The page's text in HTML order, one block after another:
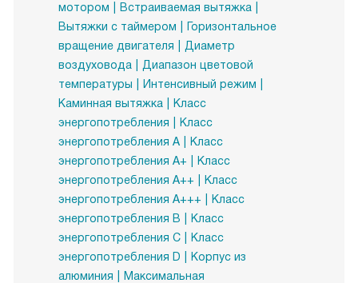
мотором
Встраиваемая вытяжка
Вытяжки с таймером
Горизонтальное
вращение двигателя
Диаметр
воздуховода
Диапазон цветовой
температуры
Интенсивный режим
Каминная вытяжка
Класс
энергопотребления
Класс
энергопотребления A
Класс
энергопотребления A+
Класс
энергопотребления A++
Класс
энергопотребления A+++
Класс
энергопотребления B
Класс
энергопотребления C
Класс
энергопотребления D
Корпус из
алюминия
Максимальная